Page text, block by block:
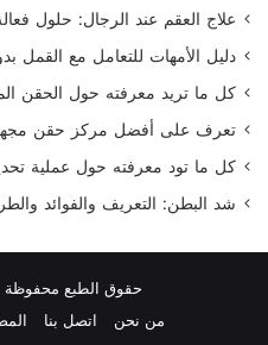
علاج العقم عند الرجال: حلول
دليل الأمهات للتعامل مع القمل
كل ما تريد معرفته حول الحقن
تعرف على أفضل مركز حقن
كل ما تود معرفته حول عملية
شد البطن: التعريف والفوائد
حقوق الطبع
من نحن
اتصل بنا